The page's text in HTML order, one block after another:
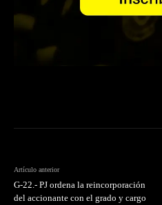
Artículo anterior
G-22.- PJ ordena la reincorporación
del accionante con el grado y cargo